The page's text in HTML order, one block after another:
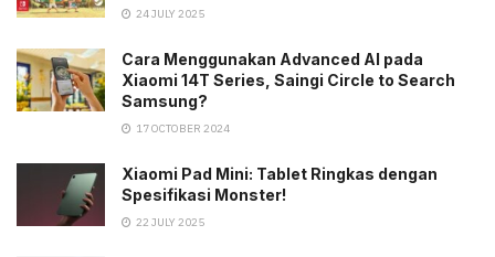
24 JULY 2025
Cara Menggunakan Advanced AI pada
Xiaomi 14T Series, Saingi Circle to Search
Samsung?
17 OCTOBER 2024
Xiaomi Pad Mini: Tablet Ringkas dengan
Spesifikasi Monster!
22 JULY 2025